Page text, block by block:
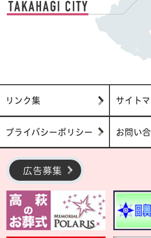
リンク集 サイト
プライバシーポリシー お問い
広告募集